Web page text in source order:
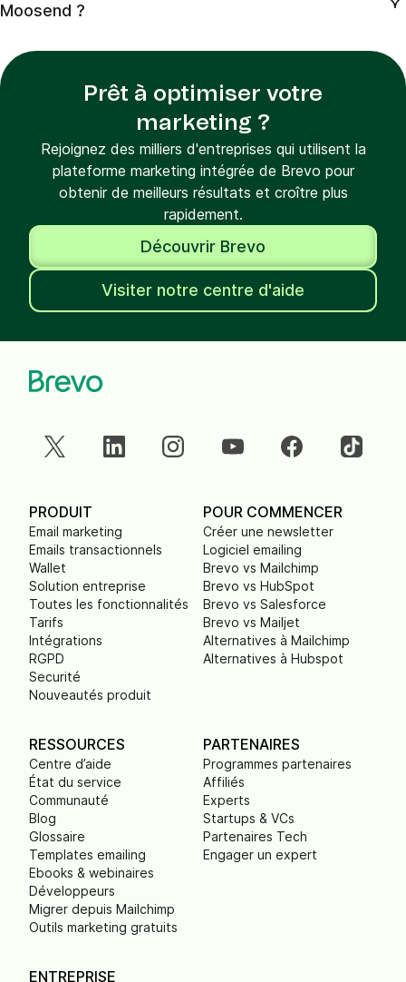
Moosend ?
Prêt à optimiser votre
marketing ?
Rejoignez des milliers d'entreprises qui utilisent la
plateforme marketing intégrée de Brevo pour
obtenir de meilleurs résultats et croître plus
rapidement.
Découvrir Brevo
Visiter notre centre d'aide
PRODUIT
Email marketing
Emails transactionnels
Wallet
Solution entreprise
Toutes les fonctionnalités
Tarifs
Intégrations
RGPD
Securité
Nouveautés produit
POUR COMMENCER
Créer une newsletter
Logiciel emailing
Brevo vs Mailchimp
Brevo vs HubSpot
Brevo vs Salesforce
Brevo vs Mailjet
Alternatives à Mailchimp
Alternatives à Hubspot
RESSOURCES
Centre d’aide
État du service
Communauté
Blog
Glossaire
Templates emailing
Ebooks & webinaires
Développeurs
Migrer depuis Mailchimp
Outils marketing gratuits
PARTENAIRES
Programmes partenaires
Affiliés
Experts
Startups & VCs
Partenaires Tech
Engager un expert
ENTREPRISE